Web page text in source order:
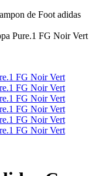
de Foot adidas